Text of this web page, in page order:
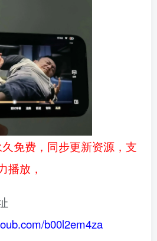
免费，同步更新资源，支
播放，
b00l2em4za